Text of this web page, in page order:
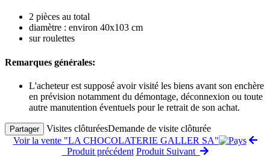
2 pièces au total
diamètre : environ 40x103 cm
sur roulettes
Remarques générales:
L'acheteur est supposé avoir visité les biens avant son enchère
en prévision notamment du démontage, déconnexion ou toute
autre manutention éventuels pour le retrait de son achat.
Partager Visites clôturéesDemande de visite clôturée
Voir la vente "LA CHOCOLATERIE GALLER SA"
Produit précédent Produit Suivant